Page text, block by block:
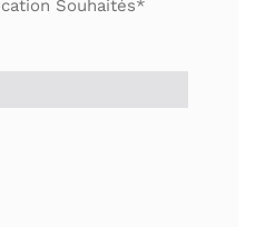
Souhaités*